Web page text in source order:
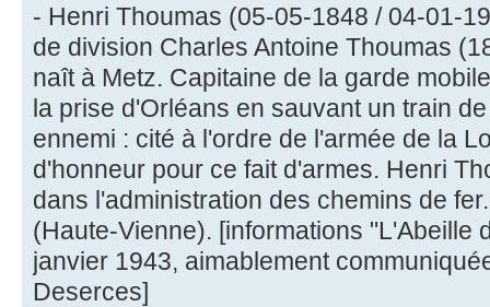
- Henri Thoumas (05-05-1848 / 04-01-
de division Charles Antoine Thoumas
naît à Metz. Capitaine de la garde
la prise d'Orléans en sauvant un train
ennemi : cité à l'ordre de l'armée de la
d'honneur pour ce fait d'armes. Henri
dans l'administration des chemins de
(Haute-Vienne). [informations "L'Abeille
janvier 1943, aimablement
Deserces]